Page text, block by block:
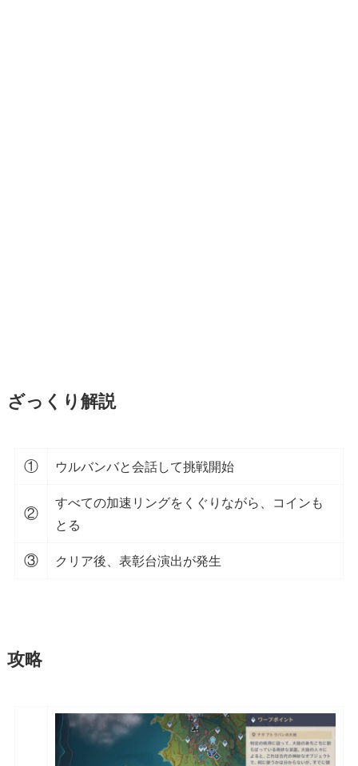
ざっくり解説
① ウルバンバと会話して挑戦開始
②
すべての加速リングをくぐりながら、コインも
とる
③ クリア後、表彰台演出が発生
攻略